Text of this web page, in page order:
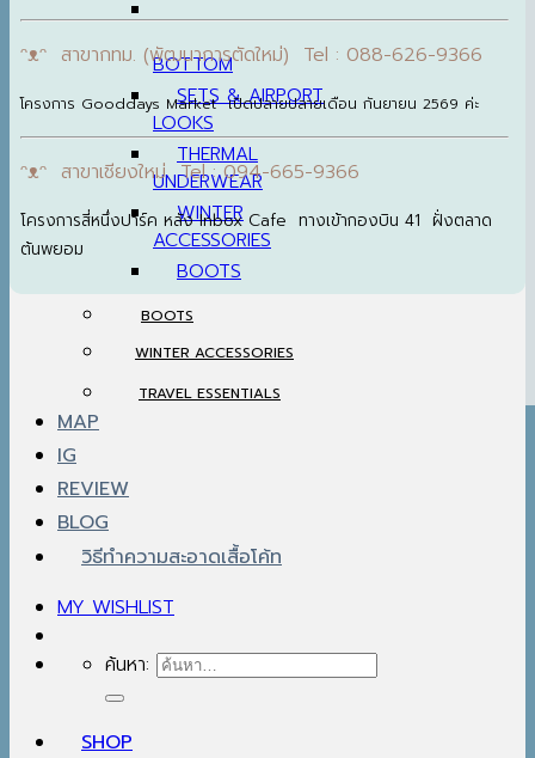
BOTTOM
SETS & AIRPORT
LOOKS
THERMAL
UNDERWEAR
WINTER
ACCESSORIES
BOOTS
BOOTS
WINTER ACCESSORIES
TRAVEL ESSENTIALS
MAP
IG
REVIEW
BLOG
วิธีทำความสะอาดเสื้อโค้ท
MY WISHLIST
ค้นหา:
SHOP
ᵔᴥᵔ สาขากทม. (พัฒนาการตัดใหม่) Tel : 088-626-9366
โครงการ Gooddays Market เปิดปลายปลายเดือน กันยายน 2569 ค่ะ
ᵔᴥᵔ สาขาเชียงใหม่ Tel : 094-665-9366
โครงการสี่หนึ่งปาร์ค หลัง Inbox Cafe ทางเข้ากองบิน 41 ฝั่งตลาด
ต้นพยอม